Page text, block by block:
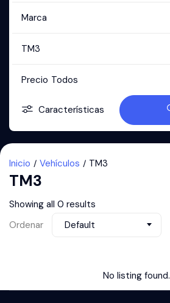
Marca
TM3
Precio Todos
Características
Inicio Vehículos TM3
TM3
Showing all 0 results
Ordenar
Default
No listing found.